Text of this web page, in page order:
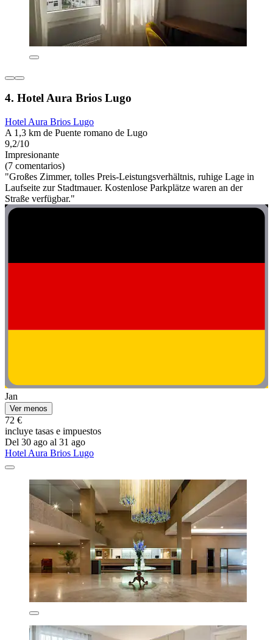
4. Hotel Aura Brios Lugo
Hotel Aura Brios Lugo
A 1,3 km de Puente romano de Lugo
9,2/10
Impresionante
(7 comentarios)
"Großes Zimmer, tolles Preis-Leistungsverhältnis, ruhige Lage in
Laufseite zur Stadtmauer. Kostenlose Parkplätze waren an der
Straße verfügbar."
Jan
Ver menos
72 €
incluye tasas e impuestos
Del 30 ago al 31 ago
Hotel Aura Brios Lugo